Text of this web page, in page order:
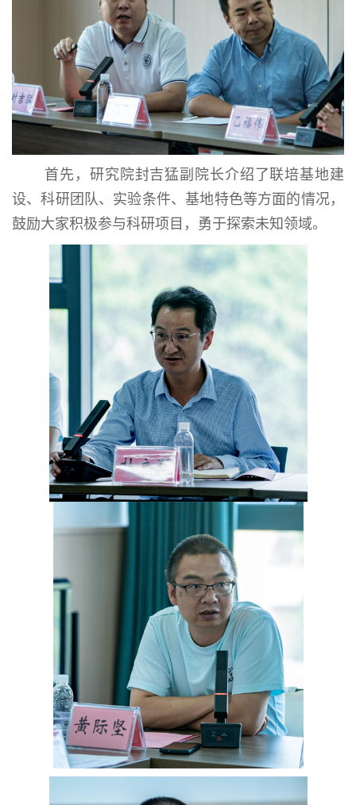
首先，研究院封吉猛副院长介绍了联培基地建
设、科研团队、实验条件、基地特色等方面的情况，
鼓励大家积极参与科研项目，勇于探索未知领域。